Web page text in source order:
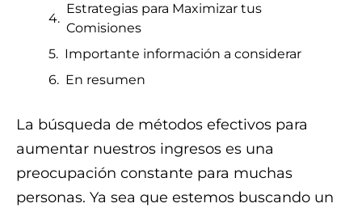
Estrategias para Maximizar tus
Comisiones
Importante información a considerar
En resumen
La búsqueda de métodos efectivos para
aumentar nuestros ingresos es una
preocupación constante para muchas
personas. Ya sea que estemos buscando un